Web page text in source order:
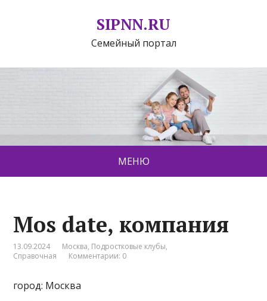
SIPNN.RU
Семейный портал
МЕНЮ
Mos date, компания
13.09.2024 Москва, Подростковые клубы,
Справочная
Комментарии: 0
город: Москва